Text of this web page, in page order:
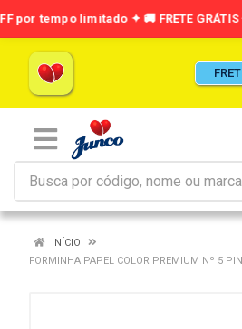
INÍCIO
FORMINHA PAPEL COLOR PREMIUM Nº 5